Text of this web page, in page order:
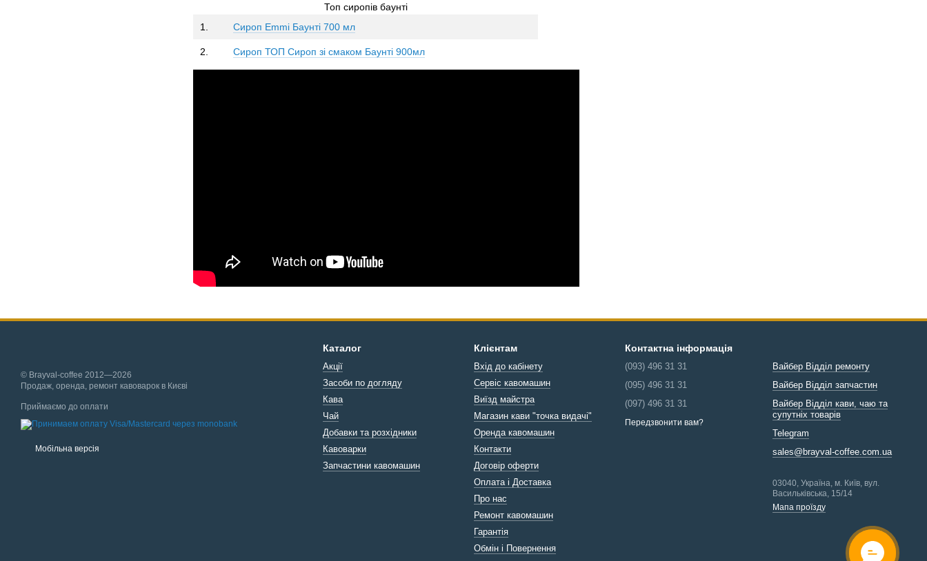
Топ сиропів баунті
1.
Сироп Emmi Баунті 700 мл
2. Сироп ТОП Сироп зі смаком Баунті 900мл
© Brayval-coffee 2012—2026
Продаж, оренда, ремонт кавоварок в Києві
Приймаємо до оплати
Мобільна версія
Каталог
Акції
Засоби по догляду
Кава
Чай
Добавки та розхідники
Кавоварки
Запчастини кавомашин
Клієнтам
Вхід до кабінету
Сервіс кавомашин
Виїзд майстра
Магазин кави "точка видачі"
Оренда кавомашин
Контакти
Договір оферти
Оплата і Доставка
Про нас
Ремонт кавомашин
Гарантія
Обмін і Повернення
Контактна інформація
(093) 496 31 31
(095) 496 31 31
(097) 496 31 31
Передзвонити вам?
Вайбер Відділ ремонту
Вайбер Відділ запчастин
Вайбер Відділ кави, чаю та
супутніх товарів
Telegram
sales@brayval-coffee.com.ua
03040, Україна, м. Київ, вул.
Васильківська, 15/14
Мапа проїзду
ОНЛАЙН
ЧАТ